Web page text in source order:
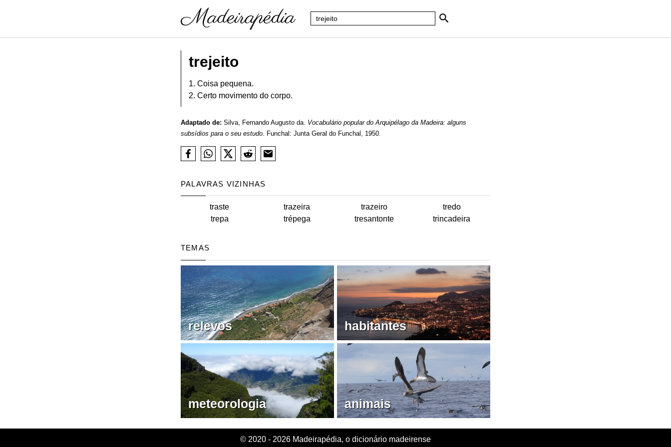
trejeito
1. Coisa pequena.
2. Certo movimento do corpo.
Adaptado de: Silva, Fernando Augusto da. Vocabulário popular do Arquipélago da Madeira: alguns
subsídios para o seu estudo. Funchal: Junta Geral do Funchal, 1950.
PALAVRAS VIZINHAS
traste trazeira trazeiro
tredo
trepa
trépega tresantonte trincadeira
TEMAS
relevos habitantes
meteorologia animais
© 2020 - 2026 Madeirapédia, o dicionário madeirense